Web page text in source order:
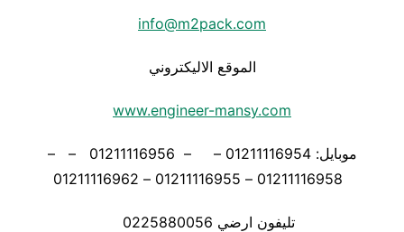
info@m2pack.com
الموقع الاليكتروني
www.engineer-mansy.com
موبايل: 01211116954 – – 01211116956 – –
تليفون ارضي 0225880056